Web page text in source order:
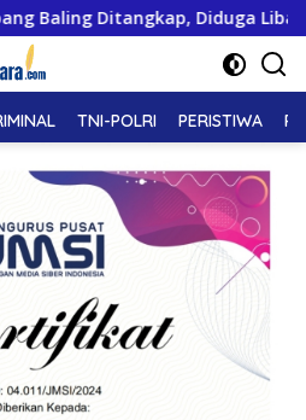
Diduga Libatkan Ninik Mamak.
TNI-POLRI PERISTIWA